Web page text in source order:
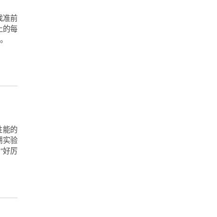
准前
的每
能的
实验
好厉